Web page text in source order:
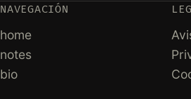
NAVEGACIÓN
home
notes
bio